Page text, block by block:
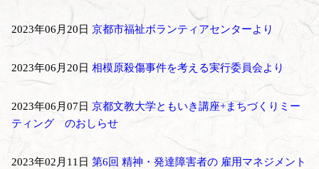
2023年06月20日 京都市福祉ボランティアセンターより
2023年06月20日 相模原殺傷事件を考える実行委員会より
2023年06月07日 京都文教大学ともいき講座+まちづくりミー
ティング のおしらせ
2023年02月11日 第6回 精神・発達障害者の 雇用マネジメント